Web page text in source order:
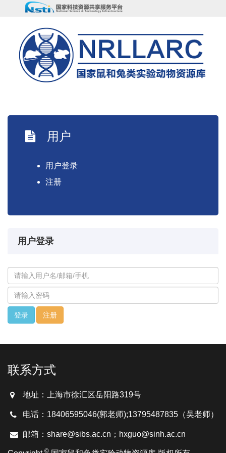
用户
用户登录
注册
用户登录
注册
联系方式
地址：上海市徐汇区岳阳路319号
电话：18406595046(郭老师);13795487835（吴老师）
邮箱：share@sibs.ac.cn；hxguo@sinh.ac.cn
©